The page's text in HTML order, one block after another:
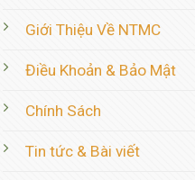
Giới Thiệu Về NTMC
Điều Khoản & Bảo Mật
Chính Sách
Tin tức & Bài viết